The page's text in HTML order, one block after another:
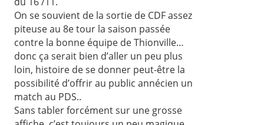
On se souvient de la sortie de CDF assez
piteuse au 8e tour la saison passée
contre la bonne équipe de Thionville…
donc ça serait bien d’aller un peu plus
loin, histoire de se donner peut-être la
possibilité d’offrir au public annécien un
match au PDS..
Sans tabler forcément sur une grosse